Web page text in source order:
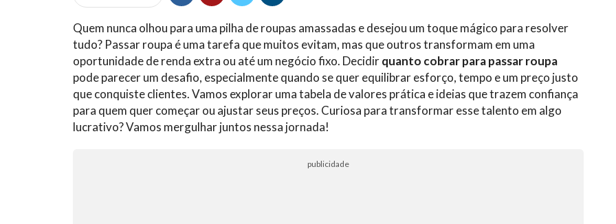
Quem nunca olhou para uma pilha de roupas amassadas e desejou um toque mágico para resolver
tudo? Passar roupa é uma tarefa que muitos evitam, mas que outros transformam em uma
oportunidade de renda extra ou até um negócio fixo. Decidirquanto cobrar para passar roupa
pode parecer um desafio, especialmente quando se quer equilibrar esforço, tempo e um preço justo
que conquiste clientes. Vamos explorar uma tabela de valores prática e ideias que trazem confiança
para quem quer começar ou ajustar seus preços. Curiosa para transformar esse talento em algo
lucrativo? Vamos mergulhar juntos nessa jornada!
publicidade